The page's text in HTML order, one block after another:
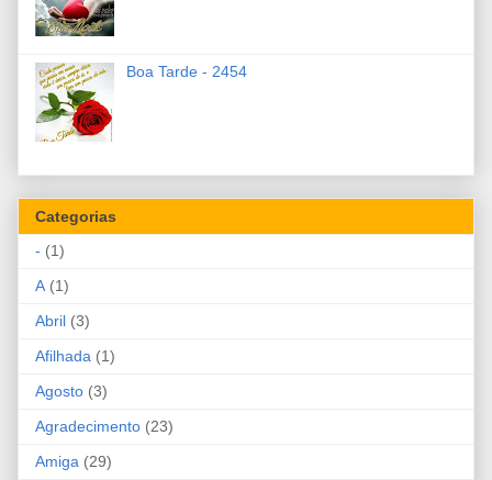
Boa Tarde - 2454
Categorias
- (1)
A (1)
Abril (3)
Afilhada (1)
Agosto (3)
Agradecimento (23)
Amiga (29)